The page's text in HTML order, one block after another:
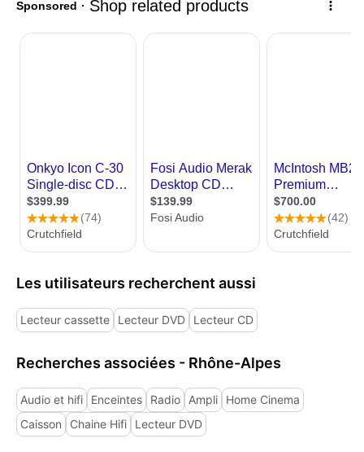
Les utilisateurs recherchent aussi
Lecteur cassette Lecteur DVD Lecteur CD
Recherches associées - Rhône-Alpes
Audio et hifi Enceintes Radio Ampli
Home Cinema
Caisson
Chaine Hifi Lecteur DVD